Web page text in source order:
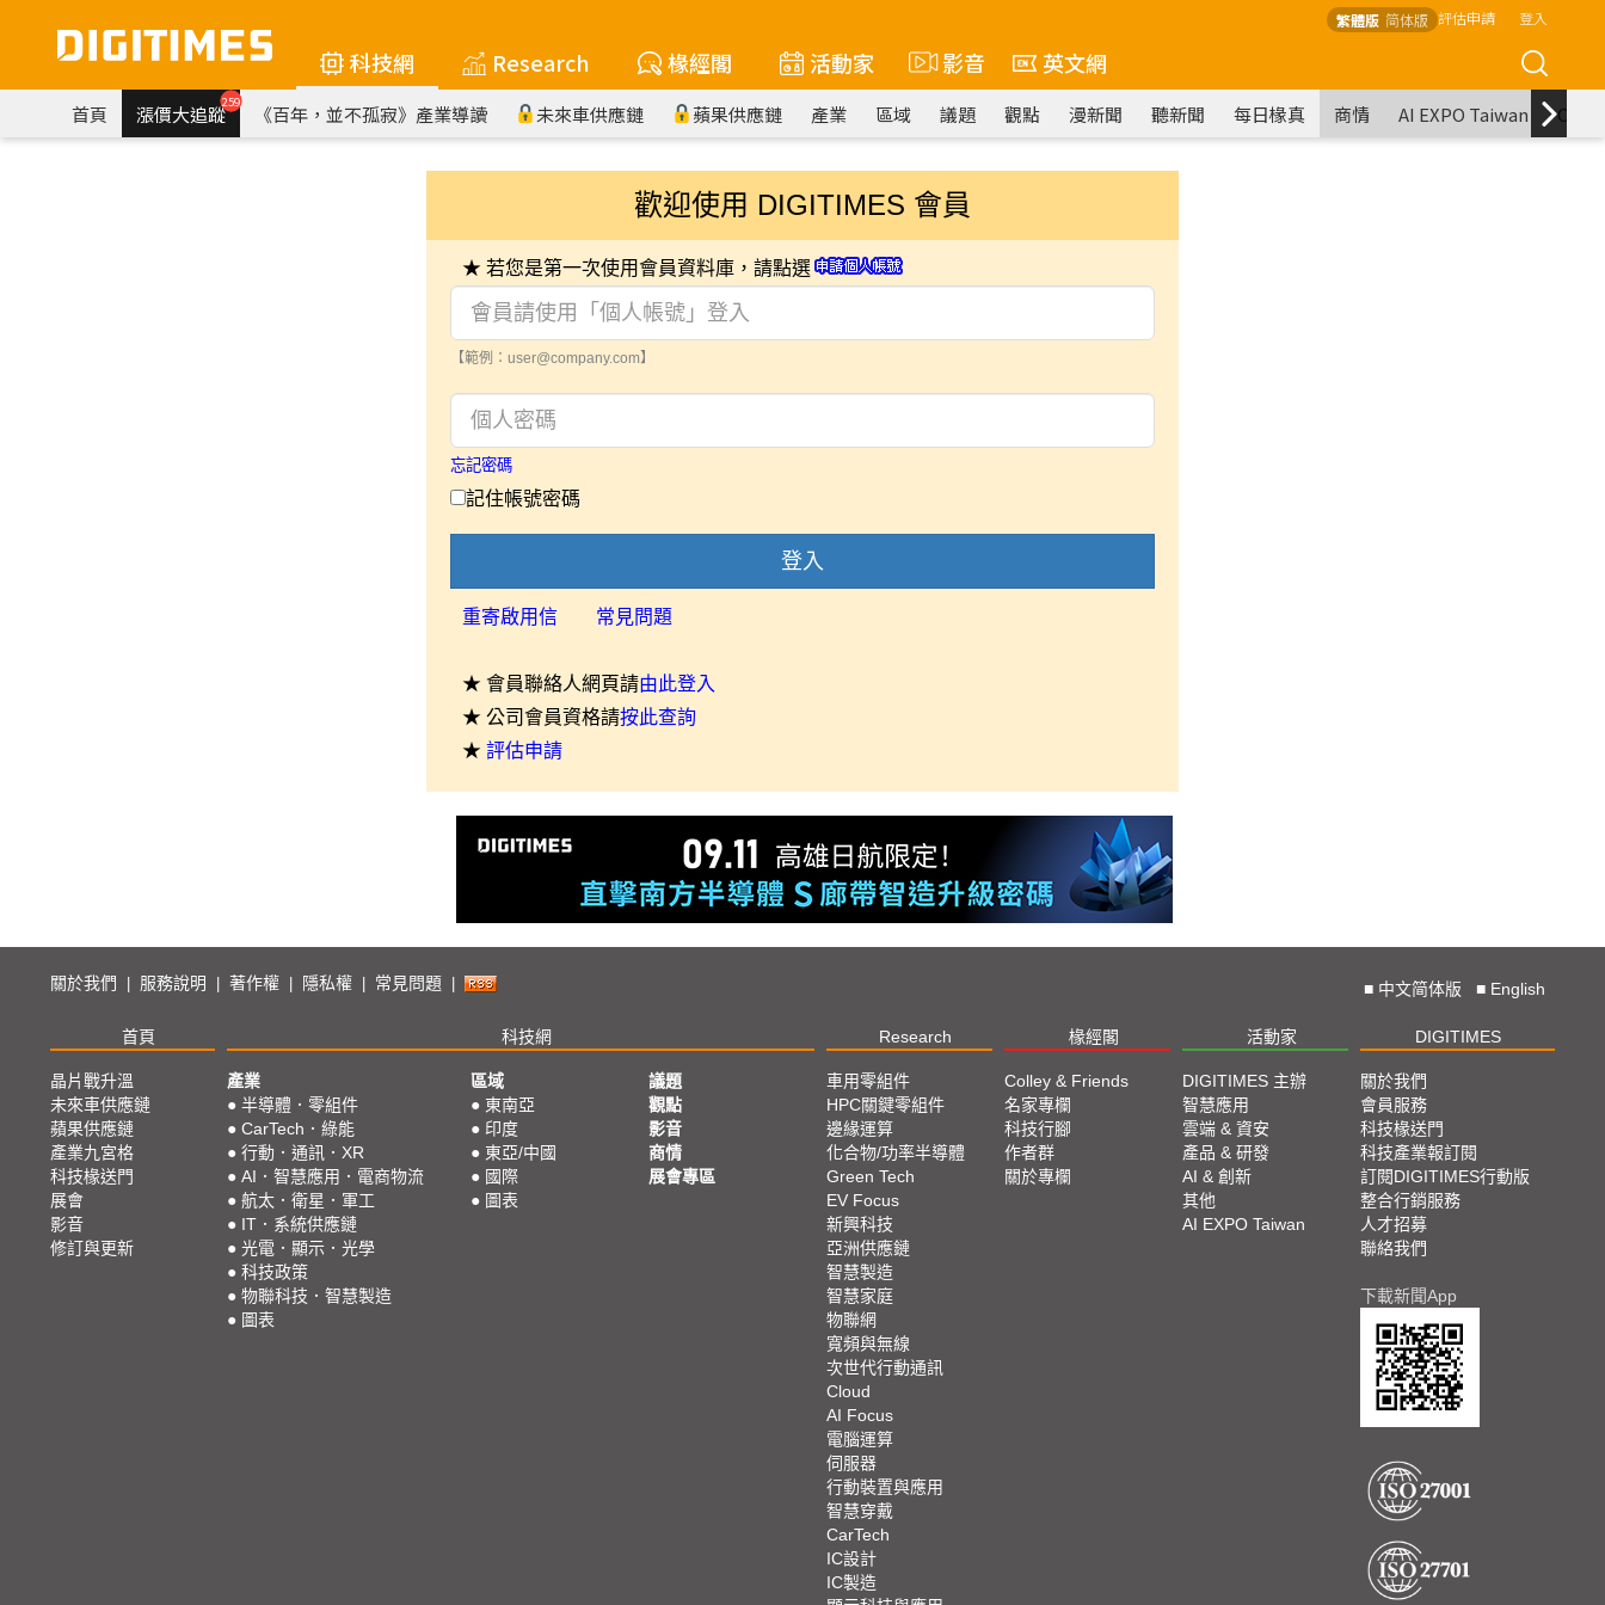
繁體版 简体版 評估申請 登入
科技網 Research 椽經閣 活動家 影音 英文網
首頁 漲價大追蹤259 《百年，並不孤寂》產業導讀 未來車供應鏈 蘋果供應鏈 產業 區域 議題 觀點 漫新聞 聽新聞 每日椽真 商情 AI EXPO Taiwan
歡迎使用 DIGITIMES 會員
★ 若您是第一次使用會員資料庫，請點選
【範例：user@company.com】
忘記密碼
記住帳號密碼
登入
重寄啟用信 常見問題
★ 會員聯絡人網頁請由此登入
★ 公司會員資格請按此查詢
★ 評估申請
關於我們 服務說明 著作權 隱私權 常見問題 ■ 中文简体版 ■ English
首頁 科技網 Research 椽經閣 活動家 DIGITIMES
晶片戰升溫
未來車供應鏈
蘋果供應鏈
產業九宮格
科技椽送門
展會
影音
修訂與更新
產業
● 半導體．零組件
● CarTech．綠能
● 行動．通訊．XR
● AI．智慧應用．電商物流
● 航太．衛星．軍工
● IT．系統供應鏈
● 光電．顯示．光學
● 科技政策
● 物聯科技．智慧製造
● 圖表
區域
● 東南亞
● 印度
● 東亞/中國
● 國際
● 圖表
議題
觀點
影音
商情
展會專區
車用零組件
HPC關鍵零組件
邊緣運算
化合物/功率半導體
Green Tech
EV Focus
新興科技
亞洲供應鏈
智慧製造
智慧家庭
物聯網
寬頻與無線
次世代行動通訊
Cloud
AI Focus
電腦運算
伺服器
行動裝置與應用
智慧穿戴
CarTech
IC設計
IC製造
Colley & Friends
名家專欄
科技行腳
作者群
關於專欄
DIGITIMES 主辦
智慧應用
雲端 & 資安
產品 & 研發
AI & 創新
其他
AI EXPO Taiwan
關於我們
會員服務
科技椽送門
科技產業報訂閱
訂閱DIGITIMES行動版
整合行銷服務
人才招募
聯絡我們
下載新聞App